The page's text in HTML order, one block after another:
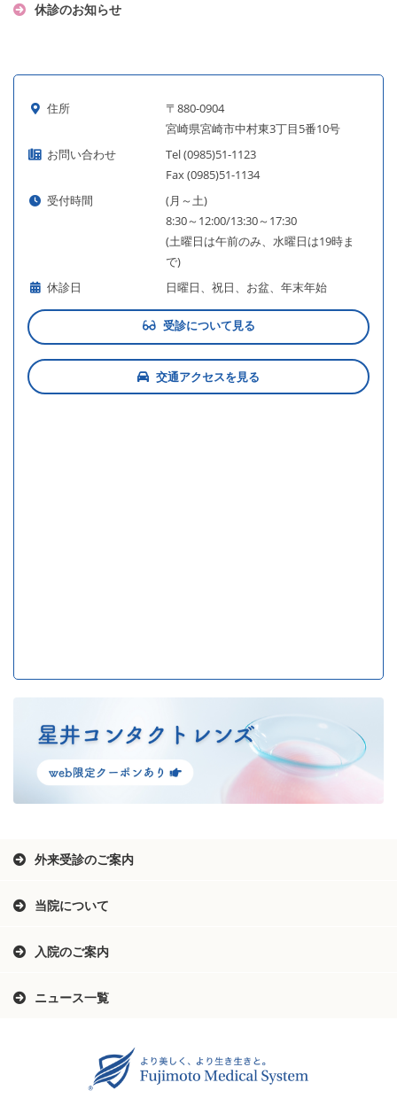
休診のお知らせ
住所
〒880-0904
宮崎県宮崎市中村東3丁目5番10号
お問い合わせ
Tel (0985)51-1123
Fax (0985)51-1134
受付時間
(月～土)
8:30～12:00/13:30～17:30
(土曜日は午前のみ、水曜日は19時ま
で)
休診日
日曜日、祝日、お盆、年末年始
受診について見る
交通アクセスを見る
外来受診のご案内
当院について
入院のご案内
ニュース一覧